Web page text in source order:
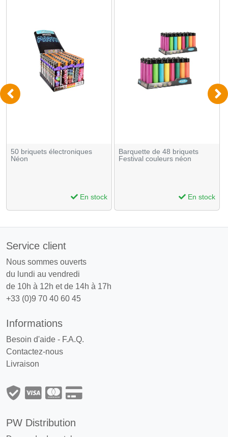
50 briquets électroniques
Néon
En stock
Barquette de 48 briquets
Festival couleurs néon
En stock
Service client
Nous sommes ouverts
du lundi au vendredi
de 10h à 12h et de 14h à 17h
+33 (0)9 70 40 60 45
Informations
Besoin d'aide - F.A.Q.
Contactez-nous
Livraison
PW Distribution